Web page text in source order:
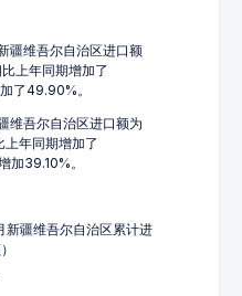
疆维吾尔自治区进口额
上年同期增加了
了49.90%。
维吾尔自治区进口额为
年同期增加了
39.10%。
新疆维吾尔自治区累计进